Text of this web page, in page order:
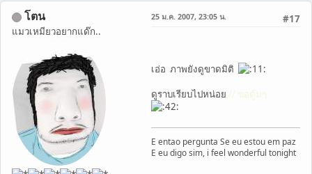
โตน
แมวเหมียวอยากแด๊ก..
#17
25 ม.ค. 2007, 23:05 น.
เอ่อ ภาพยังดูขาดมิติ
ดูราบเรียบไปหน่อย // ขอตู้มๆ
E entao pergunta Se eu estou em paz
E eu digo sim, i feel wonderful tonight